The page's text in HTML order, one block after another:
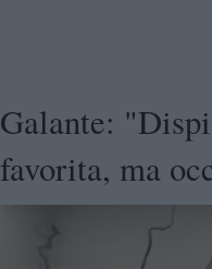
Galante:
favorita, ma